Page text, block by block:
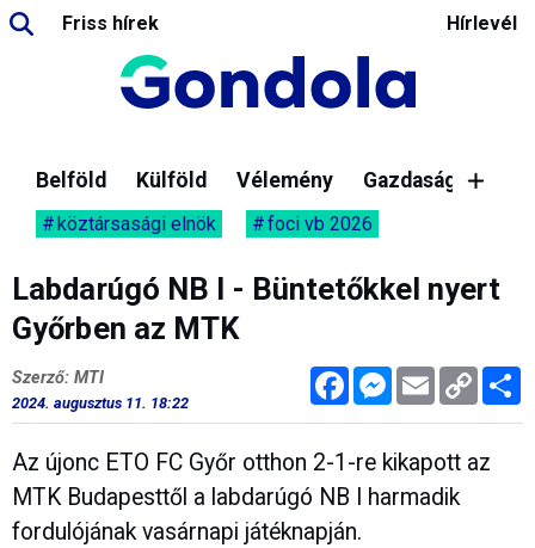
Friss hírek Hírlevél
Belföld Külföld Vélemény Gazdaság
köztársasági elnök foci vb 2026
Labdarúgó NB I - Büntetőkkel nyert
Győrben az MTK
FacebookMessenger
Email Copy
Link
Szerző: MTI
2024. augusztus 11. 18:22
Az újonc ETO FC Győr otthon 2-1-re kikapott az
MTK Budapesttől a labdarúgó NB I harmadik
fordulójának vasárnapi játéknapján.